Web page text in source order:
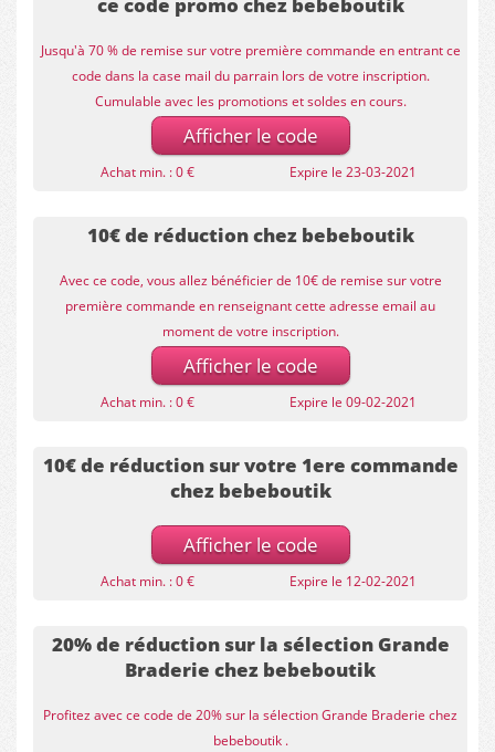
Jusqu'à 70 % de remise sur votre première commande en entrant ce
code dans la case mail du parrain lors de votre inscription.
Cumulable avec les promotions et soldes en cours.
Afficher le code
Achat min. : 0 € Expire le 23-03-2021
10€ de réduction chez bebeboutik
Avec ce code, vous allez bénéficier de 10€ de remise sur votre
première commande en renseignant cette adresse email au
moment de votre inscription.
Afficher le code
Achat min. : 0 € Expire le 09-02-2021
10€ de réduction sur votre 1ere commande
chez bebeboutik
Afficher le code
Achat min. : 0 € Expire le 12-02-2021
20% de réduction sur la sélection Grande
Braderie chez bebeboutik
Profitez avec ce code de 20% sur la sélection Grande Braderie chez
bebeboutik .